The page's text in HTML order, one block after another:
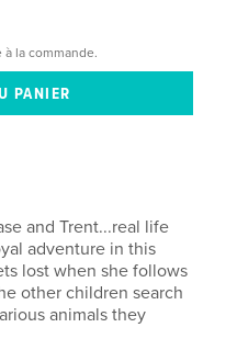
à la commande.
and Trent...real life
adventure in this
lost when she follows
other children search
animals they